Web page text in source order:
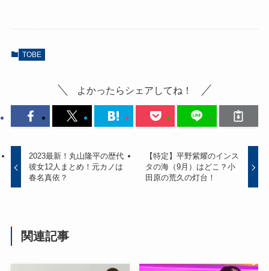
TOBE
よかったらシェアしてね！
2023最新！丸山隆平の歴代
彼女12人まとめ！元カノは
春名真依？
【特定】平野紫耀のインス
タの海（9月）はどこ？小
田原の荒久の灯台！
関連記事